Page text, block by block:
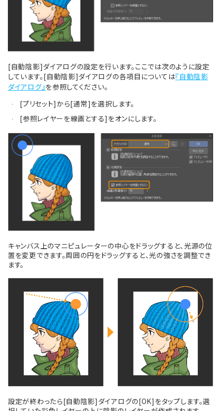
[自動陰影]ダイアログの設定を行います。ここでは次のように設定
しています。[自動陰影]ダイアログの各項目については『自動陰影
ダイアログ』を参照してください。
· [プリセット]から[通常]を選択します。
· [参照レイヤーを線画とする]をオンにします。
キャンバス上のマニピュレーターの中心をドラッグすると、光源の位
置を変更できます。周囲の円をドラッグすると、光の強さを調整でき
ます。
設定が終わったら[自動陰影]ダイアログの[OK]をタップします。選